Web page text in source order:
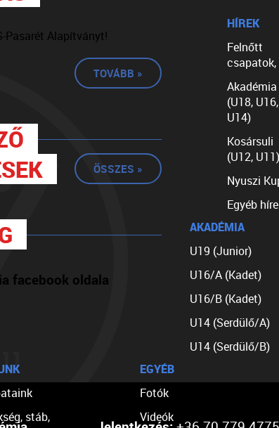
Pasarét Alapítványt!
TOVÁBB »
ÖSSZES »
facebook oldala
HÍREK
Felnőtt
csapatok,
Akadémia
(U18, U16,
U14)
Kosársuli
(U12, U11)
Nyuszi
Egyéb
AKADÉMIA
U19 (Junior)
U16/A (Kadet)
U16/B (Kadet)
U14 (Serdülő/A)
U14 (Serdülő/B)
stáb,
EGYÉB
Fotók
Videók